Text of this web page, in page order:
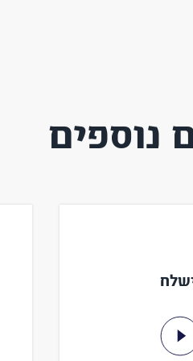
נוספים